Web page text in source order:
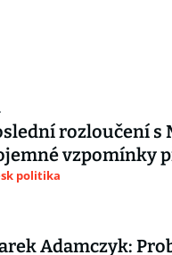
rozloučení s
vzpomínky
politika
Adamczyk: